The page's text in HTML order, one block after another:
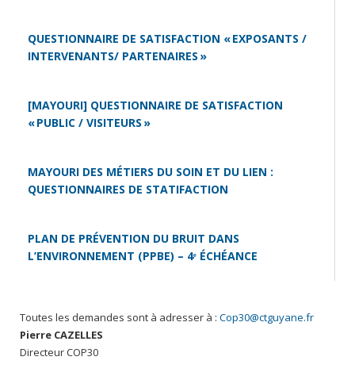
QUESTIONNAIRE DE SATISFACTION « EXPOSANTS /
INTERVENANTS/ PARTENAIRES »
[MAYOURI] QUESTIONNAIRE DE SATISFACTION
« PUBLIC / VISITEURS »
MAYOURI DES MÉTIERS DU SOIN ET DU LIEN :
QUESTIONNAIRES DE STATIFACTION
PLAN DE PRÉVENTION DU BRUIT DANS
L’ENVIRONNEMENT (PPBE) – 4ᵉ ÉCHÉANCE
Toutes les demandes sont à adresser à :Cop30@ctguyane.fr
Pierre CAZELLES
Directeur COP30